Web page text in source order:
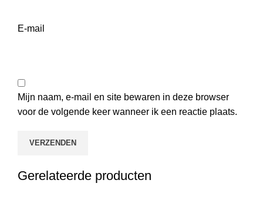
E-mail
Mijn naam, e-mail en site bewaren in deze browser
voor de volgende keer wanneer ik een reactie plaats.
Gerelateerde producten